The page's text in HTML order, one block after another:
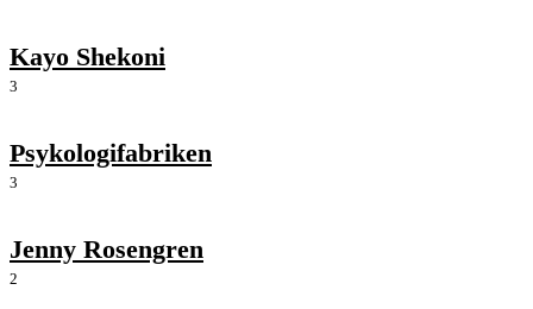
Kayo Shekoni
3
Psykologifabriken
3
Jenny Rosengren
2